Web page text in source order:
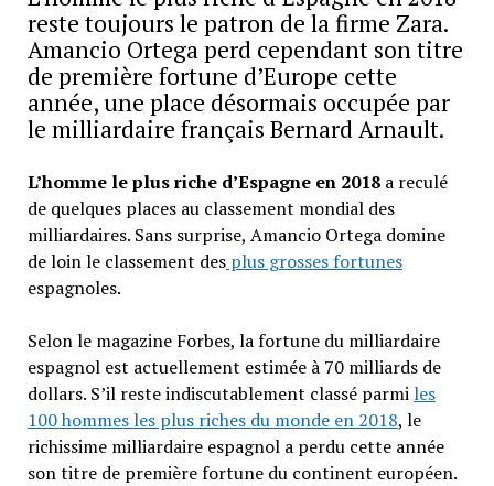
reste toujours le patron de la firme Zara.
Amancio Ortega perd cependant son titre
de première fortune d’Europe cette
année, une place désormais occupée par
le milliardaire français Bernard Arnault.
L’homme le plus riche d’Espagne en 2018a reculé
de quelques places au classement mondial des
milliardaires. Sans surprise, Amancio Ortega domine
de loin le classement desplus grosses fortunes
espagnoles.
Selon le magazine Forbes, la fortune du milliardaire
espagnol est actuellement estimée à 70 milliards de
dollars. S’il reste indiscutablement classé parmi les
100 hommes les plus riches du monde en 2018, le
richissime milliardaire espagnol a perdu cette année
son titre de première fortune du continent européen.